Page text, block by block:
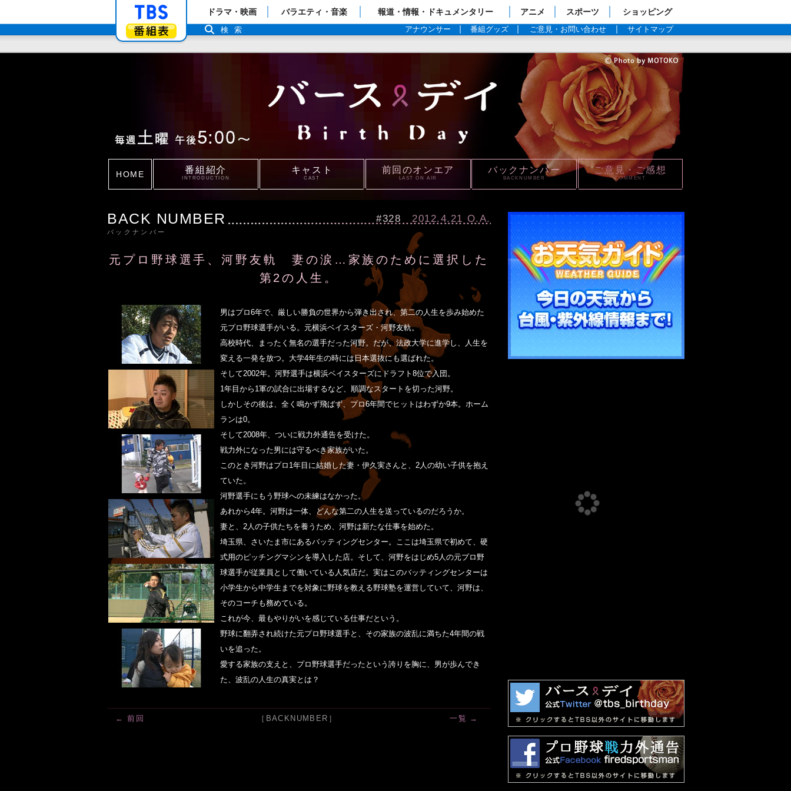
「TBSテレビ」トップページ
番組表
ドラマ・映画 バラエティ・音楽 報道・情報・ドキュメンタリー アニメ スポーツ ショッピング
アナウンサー 番組グッズ ご意見・お問い合わせ サイトマップ
検索
HOME 番組紹介
INTRODUCTION
キャスト
CAST
前回のオンエア
LAST ON AIR
バックナンバー
BACKNUMBER
ご意見・ご感想
COMMENT
BACK NUMBER #328 2012.4.21 O.A.
バックナンバー
元プロ野球選手、河野友軌 妻の涙…家族のために選択した
第2の人生。
男はプロ6年で、厳しい勝負の世界から弾き出され、第二の人生を歩み始めた
元プロ野球選手がいる。元横浜ベイスターズ・河野友軌。
高校時代、まったく無名の選手だった河野。だが、法政大学に進学し、人生を
変える一発を放つ。大学4年生の時には日本選抜にも選ばれた。
そして2002年。河野選手は横浜ベイスターズにドラフト8位で入団。
1年目から1軍の試合に出場するなど、順調なスタートを切った河野。
しかしその後は、全く鳴かず飛ばず、プロ6年間でヒットはわずか9本。ホーム
ランは0。
そして2008年、ついに戦力外通告を受けた。
戦力外になった男には守るべき家族がいた。
このとき河野はプロ1年目に結婚した妻・伊久実さんと、2人の幼い子供を抱え
ていた。
河野選手にもう野球への未練はなかった。
あれから4年。河野は一体、どんな第二の人生を送っているのだろうか。
妻と、2人の子供たちを養うため、河野は新たな仕事を始めた。
埼玉県、さいたま市にあるバッティングセンター。ここは埼玉県で初めて、硬
式用のピッチングマシンを導入した店。そして、河野をはじめ5人の元プロ野
球選手が従業員として働いている人気店だ。実はこのバッティングセンターは
小学生から中学生までを対象に野球を教える野球塾を運営していて、河野は、
そのコーチも務めている。
これが今、最もやりがいを感じている仕事だという。
野球に翻弄され続けた元プロ野球選手と、その家族の波乱に満ちた4年間の戦
いを追った。
愛する家族の支えと、プロ野球選手だったという誇りを胸に、男が歩んでき
た、波乱の人生の真実とは？
← 前回 ［BACKNUMBER］ 一覧 →
Loading…